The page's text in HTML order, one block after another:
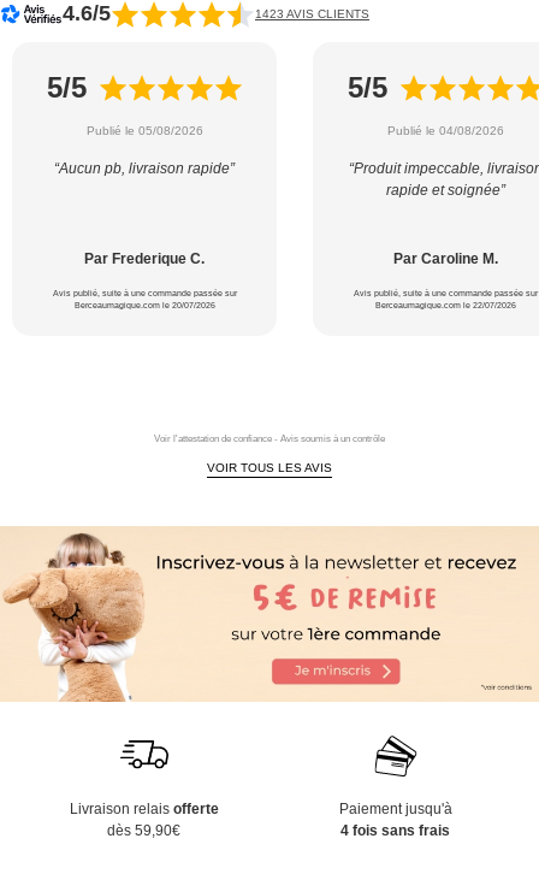
4.6/5 1423 AVIS CLIENTS
5/5
Publié le 05/08/2026
“Aucun pb, livraison rapide”
Par Frederique C.
Avis publié, suite à une commande passée sur
Berceaumagique.com le 20/07/2026
5/5
Publié le 04/08/2026
“Produit impeccable,
rapide et soignée”
Par Caroline M.
Avis publié, suite à une commande passée sur
Berceaumagique.com le 22/07/2026
Voir l'attestation de confiance - Avis soumis à un contrôle
VOIR TOUS LES AVIS
Livraison relais offerte
dès 59,90€
Paiement jusqu'à
4 fois sans frais